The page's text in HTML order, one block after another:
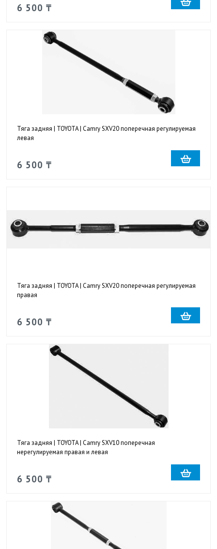
6 500 ₸
Тяга задняя | TOYOTA | Camry SXV20 поперечная регулируемая
левая
6 500 ₸
Тяга задняя | TOYOTA | Camry SXV20 поперечная регулируемая
правая
6 500 ₸
Тяга задняя | TOYOTA | Camry SXV10 поперечная
нерегулируемая правая и левая
6 500 ₸